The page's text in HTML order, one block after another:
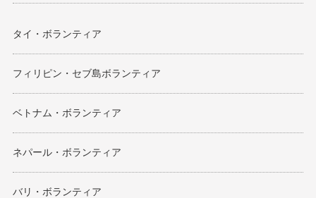
タイ・ボランティア
フィリピン・セブ島ボランティア
ベトナム・ボランティア
ネパール・ボランティア
バリ・ボランティア